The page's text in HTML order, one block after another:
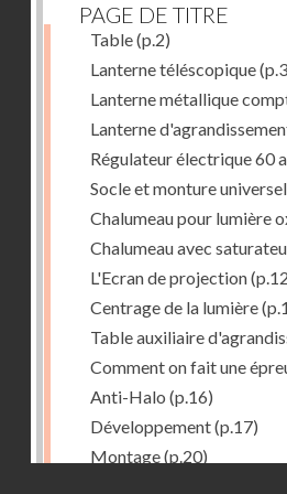
PAGE DE TITRE
Table(p.2)
Lanterne téléscopique
Lanterne métallique
Lanterne
Régulateur électrique 60
Socle et monture
Chalumeau pour lumière
Chalumeau avec
L'Ecran de projection
Centrage de la lumière
Table auxiliaire
Comment on fait une
Anti-Halo (p.16)
Développement(p.17)
Montage(p.20)